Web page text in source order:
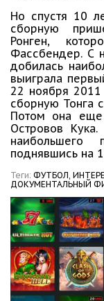
Но спустя 10
сборную
Ронген,
Фассбендер. С
добилась
выиграла
22 ноября 2011
сборную Тонга
Потом она
Островов
поднявшись на
Теги: ФУТБОЛ,
ДОКУМЕНТАЛЬНЫЙ